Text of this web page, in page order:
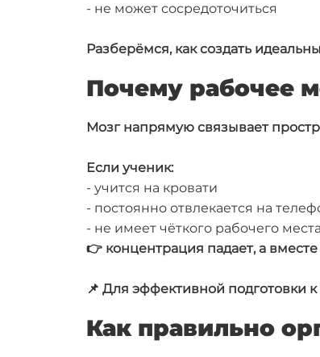
- не может сосредоточиться
Разберёмся, как создать
Почему рабочее
Мозг напрямую связывает
Если ученик:
- учится на кровати
- постоянно отвлекается на
- не имеет чёткого рабочего места
👉 концентрация падает, а
📌 Для эффективной подготовки
Как правильно